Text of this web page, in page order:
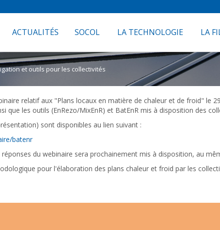
ACTUALITÉS SOCOL LA TECHNOLOGIE LA
et outils pour les collectivités
relatif aux "Plans locaux en matière de chaleur et de froid" le
que les outils (EnRezo/MixEnR) et BatEnR mis à disposition des
sont disponibles au lien suivant :
batenr
du webinaire sera prochainement mis à disposition, au
pour l'élaboration des plans chaleur et froid par les